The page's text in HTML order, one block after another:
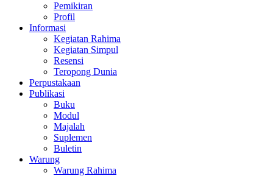
Pemikiran
Profil
Informasi
Kegiatan Rahima
Kegiatan Simpul
Resensi
Teropong Dunia
Perpustakaan
Publikasi
Buku
Modul
Majalah
Suplemen
Buletin
Warung
Warung Rahima